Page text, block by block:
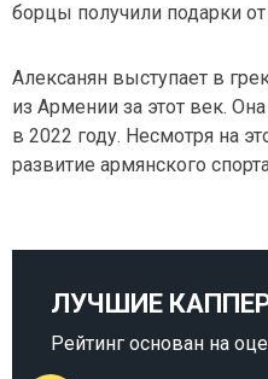
борцы получили подарки
Алексанян выступает в
из Армении за этот век.
в 2022 году. Несмотря на
развитие армянского
ЛУЧШИЕ
Рейтинг основан на